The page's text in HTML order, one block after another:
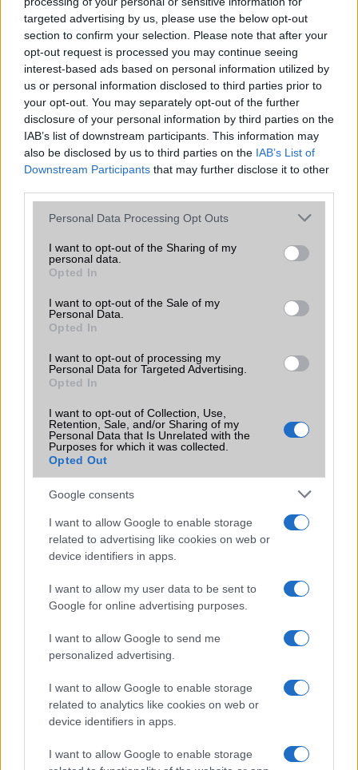
targeted advertising by us, please use the below opt-out
section to confirm your selection. Please note that after your
opt-out request is processed you may continue seeing
interest-based ads based on personal information utilized by
us or personal information disclosed to third parties prior to
your opt-out. You may separately opt-out of the further
disclosure of your personal information by third parties on the
IAB’s list of downstream participants. This information may
also be disclosed by us to third parties on the IAB’s List of
Downstream Participants that may further disclose it to other
Please note that this website/app uses one or more Google
not limited to your visit or usage behaviour. You may click to
grant or deny consent to Google and its third-party tags to
use your data for below specified purposes in below Google
consent section.
Personal Data Processing Opt Outs
I want to opt-out of the Sharing of my
personal data.
Opted In
I want to opt-out of the Sale of my
Personal Data.
Opted In
I want to opt-out of processing my
Personal Data for Targeted Advertising.
Opted In
I want to opt-out of Collection, Use,
Retention, Sale, and/or Sharing of my
Personal Data that Is Unrelated with the
Purposes for which it was collected.
Opted Out
Google consents
I want to allow Google to enable storage
related to advertising like cookies on web or
device identifiers in apps.
I want to allow my user data to be sent to
Google for online advertising purposes.
I want to allow Google to send me
personalized advertising.
I want to allow Google to enable storage
related to analytics like cookies on web or
device identifiers in apps.
I want to allow Google to enable storage
250.000 Ft (használt)
Apple iPhone 16
Euro Gsm
247.000 Ft (új)
Lenyűgöző kijelzővel, mesterséges
intelligenciával és hosszú
Samsung Galaxy A27 5G
2026.07.06| Samsung
legújabb tagját, a Galaxy A27 5G modellt, amely a
középkategóriában kínál prémium megoldásokat.
Véletlenül leleplezte a Samsung a
Galaxy A27-et: gyorsabb chip, DeX
támogatás és One UI 8.5
2026.06.16 | SamMobile
Kiszivárgott a teljes adatlap, de két váratlan visszalépés
is árnyékolhatja az új középkategóriás készülék rajtját.
A Samsung Galaxy A27 bemutatkozott:
AMOLED kijelző és hat évnyi Android
frissítés
Látványos fejlődést hoz a Galaxy A26 utódja, de néhány
területen kompromisszumokat is vállalt a Samsung.
Mit tehetsz, ha elfelejtetted a lock